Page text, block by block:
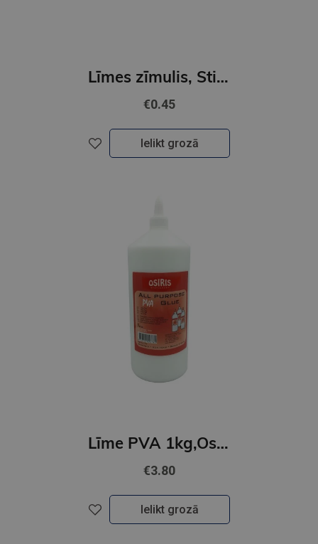
Līmes zīmulis, Stick Tix, 8 gr
€0.45
Ielikt grozā
Līme PVA 1kg,Osiris
€3.80
Ielikt grozā